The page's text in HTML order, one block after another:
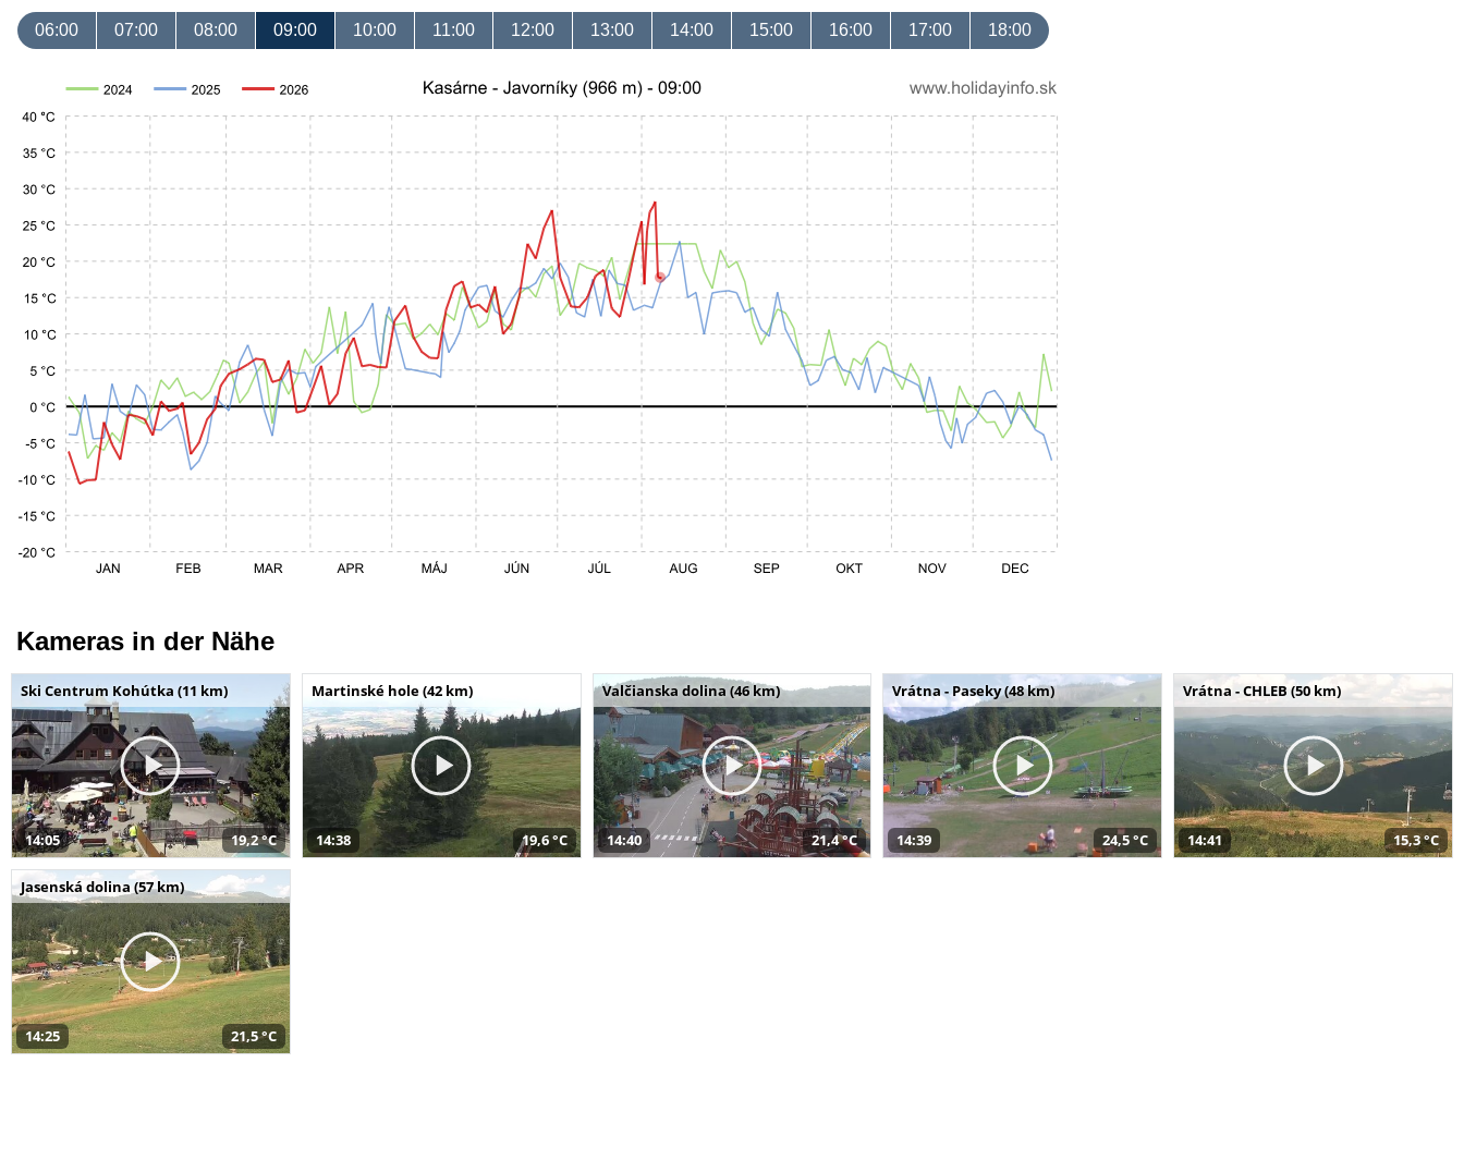
06:00 07:00 08:00 09:00 10:00 11:00 12:00 13:00 14:00 15:00 16:00 17:00 18:00
Kameras in der Nähe
Ski Centrum Kohútka (11 km)
14:05 19,2 °C
Martinské hole (42 km)
14:38 19,6 °C
Valčianska dolina (46 km)
14:40 21,4 °C
Vrátna - Paseky (48 km)
14:39 24,5 °C
Vrátna - CHLEB (50 km)
14:41 15,3 °C
Jasenská dolina (57 km)
14:25 21,5 °C